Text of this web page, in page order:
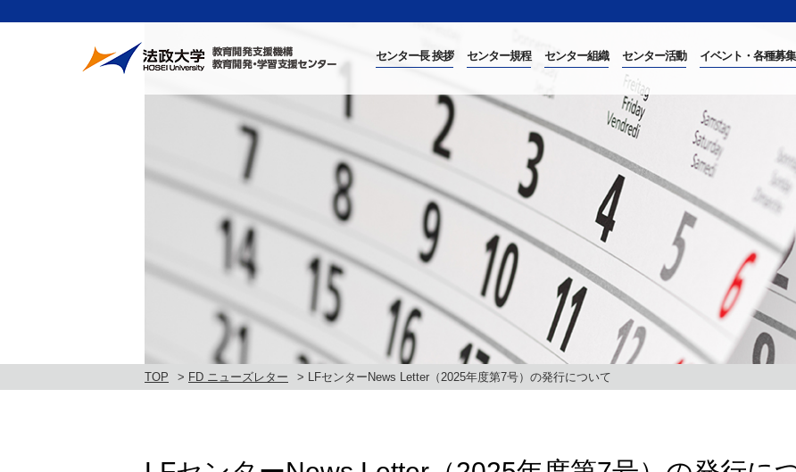
センター長 挨拶 センター規程 センター組織 センター活動 イベント・各種募
TOP FD ニューズレター LFセンターNews Letter（2025年度第7号）の発行について